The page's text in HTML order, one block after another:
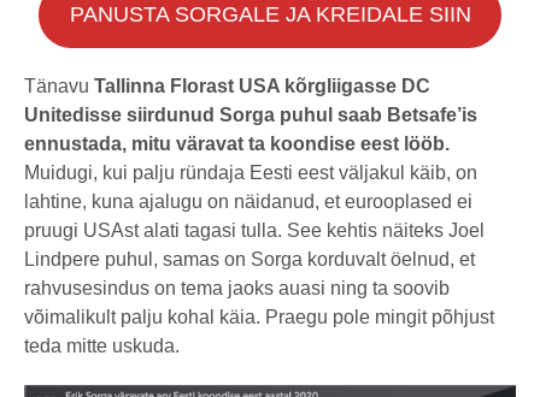
PANUSTA SORGALE JA KREIDALE SIIN
Tänavu Tallinna Florast USA kõrgliigasse DC
Unitedisse siirdunud Sorga puhul saab Betsafe’is
ennustada, mitu väravat ta koondise eest lööb.
Muidugi, kui palju ründaja Eesti eest väljakul käib, on
lahtine, kuna ajalugu on näidanud, et eurooplased ei
pruugi USAst alati tagasi tulla. See kehtis näiteks Joel
Lindpere puhul, samas on Sorga korduvalt öelnud, et
rahvusesindus on tema jaoks auasi ning ta soovib
võimalikult palju kohal käia. Praegu pole mingit põhjust
teda mitte uskuda.